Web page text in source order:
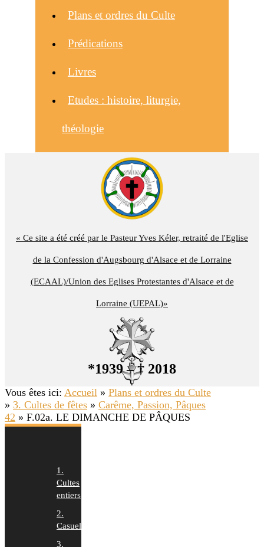
« Ce site a été créé par le Pasteur Yves Kéler, retraité de l'Eglise
de la Confession d'Augsbourg d'Alsace et de Lorraine
(ECAAL)/Union des Eglises Protestantes d'Alsace et de
Lorraine (UEPAL)»
*1939 – † 2018
Plans et ordres du Culte
Prédications
Livres
Etudes : histoire, liturgie,
théologie
Vous êtes ici: Accueil » Plans et ordres du Culte
» 3. Cultes de fêtes » Carême, Passion, Pâques
42 » F.02a. LE DIMANCHE DE PÂQUES
1.
Cultes
entiers
2.
Casuels
3.